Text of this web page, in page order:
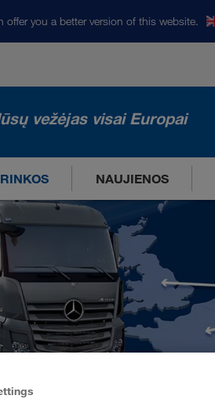
offer you a better version of this website.
vežėjas visai Europai
NAUJIENOS